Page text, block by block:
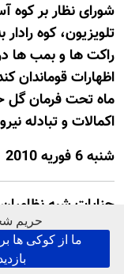
حریم
ما از کوکی ها
شورای نظار بر کوه
تلویزیون، کوه
راکت ها و بمب ها
اظهارات قوماندان
ماه تحت فرمان گل
اکمالات و تبادله
شنبه 6 فوريه 2010
جنایات شبه
زمان نجیب الله
عقب نشینی روسها